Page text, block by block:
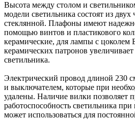
Высота между столом и
модели светильника состоят из двух
стеклянной. Плафоны имеют
помощью винтов и пластикового
керамические, для лампы с
керамических патронов
светильника.
Электрический провод длиной 230
и выключателем, которые при
удалены. Наличие вилки позволяет
работоспособность светильника
может использоваться для